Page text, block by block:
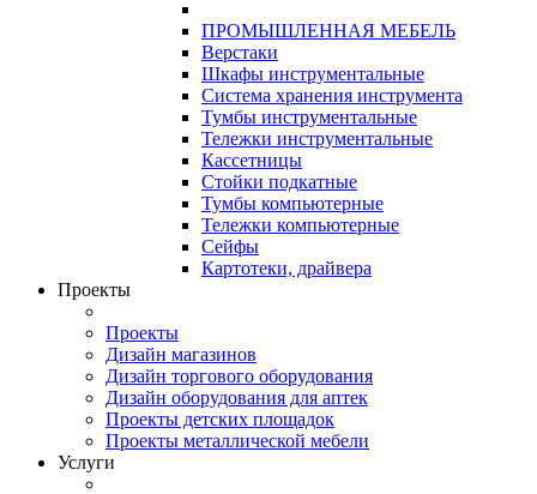
ПРОМЫШЛЕННАЯ МЕБЕЛЬ
Верстаки
Шкафы инструментальные
Система хранения инструмента
Тумбы инструментальные
Тележки инструментальные
Кассетницы
Стойки подкатные
Тумбы компьютерные
Тележки компьютерные
Сейфы
Картотеки, драйвера
Проекты
Проекты
Дизайн магазинов
Дизайн торгового оборудования
Дизайн оборудования для аптек
Проекты детских площадок
Проекты металлической мебели
Услуги